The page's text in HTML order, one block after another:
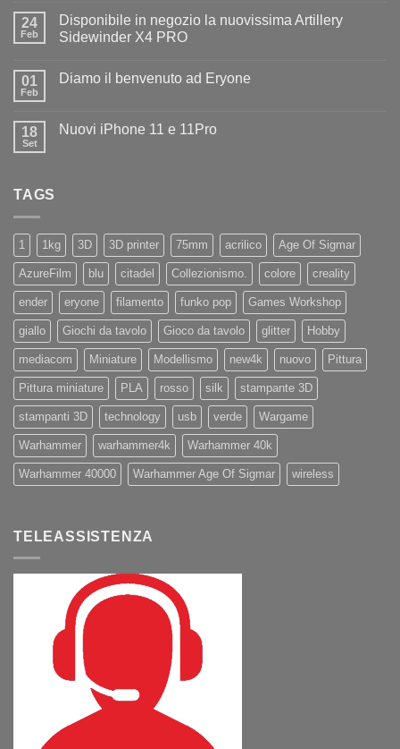
Diamo
il
benvenuto
24
Feb
Disponibile in negozio la nuovissima Artillery
Sidewinder X4 PRO
su
la
nuovissima
01
Feb
Diamo il benvenuto ad Eryone
Diamo
18
Set
Nuovi iPhone 11 e 11Pro
TAGS
1 1kg 3D 3D printer 75mm acrilico Age Of Sigmar
AzureFilm blu citadel Collezionismo. colore creality
ender eryone filamento funko pop Games Workshop
giallo Giochi da tavolo Gioco da tavolo glitter Hobby
mediacom Miniature Modellismo new4k nuovo Pittura
Pittura miniature PLA rosso silk stampante 3D
stampanti 3D technology usb verde Wargame
Warhammer warhammer4k Warhammer 40k
Warhammer 40000 Warhammer Age Of Sigmar wireless
TELEASSISTENZA